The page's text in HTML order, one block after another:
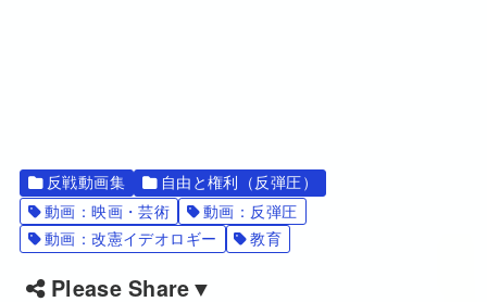
反戦動画集
自由と権利（反弾圧）
動画：映画・芸術
動画：反弾圧
動画：改憲イデオロギー
教育
Please Share▼